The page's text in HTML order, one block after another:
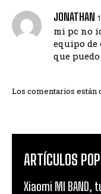
JONATHAN
mi pc no
equipo de
que
Los comentarios están
ARTÍCULOS
Xiaomi MI BAND,